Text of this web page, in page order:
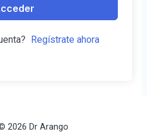
Regístrate ahora
2026 Dr Arango